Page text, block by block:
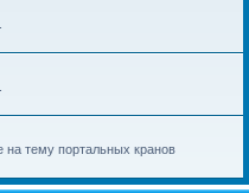
на тему портальных кранов